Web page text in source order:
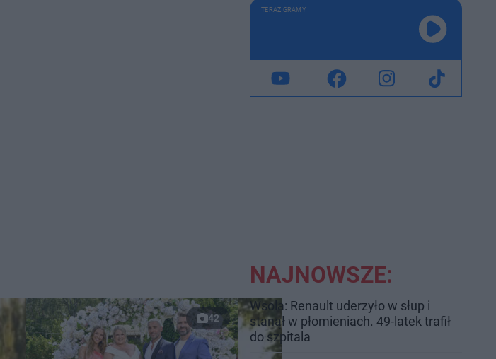
TERAZ GRAMY
42
NAJNOWSZE:
Wsola: Renault uderzyło w słup i
stanął w płomieniach. 49-latek trafił
do szpitala